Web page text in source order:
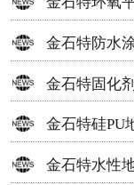
方案
金石特防水
金石特固化
金石特硅PU
金石特水性